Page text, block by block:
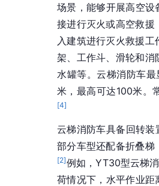
场景，能够开展高空
接进行灭火或高空救援
入建筑进行灭火救援
架、工作斗、滑轮和
水罐等。云梯消防车
米，最高可达100米。
[4]
云梯消防车具备回转
部分车型还配备折叠梯
[2]例如，YT30型云梯
荷情况下，水平作业